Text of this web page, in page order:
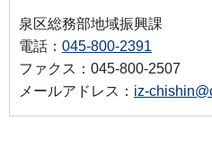
泉区総務部地域振興課
電話： 045-800-2391
ファクス：045-800-2507
メールアドレス： iz-